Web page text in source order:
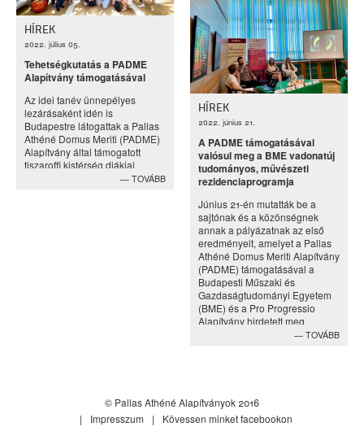
HÍREK
2022. július 05.
Tehetségkutatás a PADME
Alapítvány támogatásával
Az idei tanév ünnepélyes
lezárásaként idén is
Budapestre látogattak a Pallas
Athéné Domus Meriti (PADME)
Alapítvány által támogatott
tiszaroffi kistérség diákjai.
TOVÁBB
HÍREK
2022. június 21.
A PADME támogatásával
valósul meg a BME vadonatúj
tudományos, művészeti
rezidenciaprogramja
Június 21-én mutatták be a
sajtónak és a közönségnek
annak a pályázatnak az első
eredményeit, amelyet a Pallas
Athéné Domus Meriti Alapítvány
(PADME) támogatásával a
Budapesti Műszaki és
Gazdaságtudományi Egyetem
(BME) és a Pro Progressio
Alapítvány hirdetett meg.
TOVÁBB
© Pallas Athéné Alapítványok 2016
Impresszum
Kövessen minket facebookon